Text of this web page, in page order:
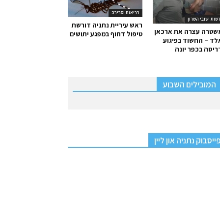
בריאות וסביבה
ראש עיריית נתניה דורשת
טיפול דחוף במפגע יתושים
ישובי השרון
עצרה את ארכאן
– החשוד בפיגוע
בכפר יונה
המובילים השבוע
פייסבוק נתניה און ליין